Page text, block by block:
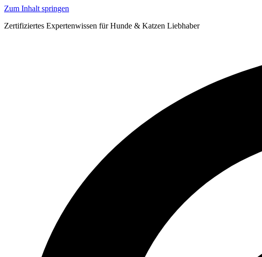
Zum Inhalt springen
Zertifiziertes Expertenwissen für Hunde & Katzen Liebhaber